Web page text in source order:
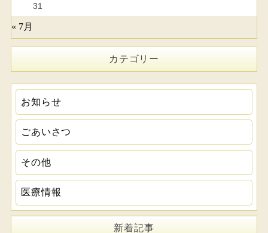
31
« 7月
カテゴリー
お知らせ
ごあいさつ
その他
医療情報
新着記事